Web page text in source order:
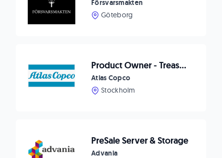
Försvarsmakten
Göteborg
Product Owner - Treasury Applications
Atlas Copco
Stockholm
PreSale Server & Storage
Advania